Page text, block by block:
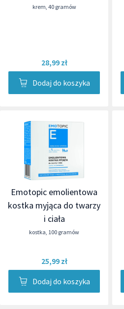
krem, 40 gramów
28,99 zł
Dodaj do koszyka
Emotopic emolientowa
kostka myjąca do twarzy
i ciała
kostka, 100 gramów
25,99 zł
Dodaj do koszyka